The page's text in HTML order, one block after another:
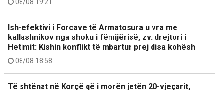
08/08 19:21
Ish-efektivi i Forcave të Armatosura u vra me
kallashnikov nga shoku i fëmijërisë, zv. drejtori i
Hetimit: Kishin konflikt të mbartur prej disa kohësh
08/08 18:58
Të shtënat në Korçë që i morën jetën 20-vjeçarit,